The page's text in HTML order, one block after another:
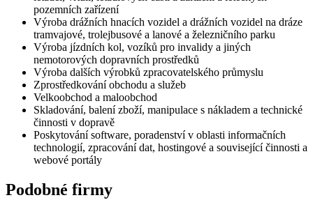
pozemních zařízení
Výroba drážních hnacích vozidel a drážních vozidel na dráze
tramvajové, trolejbusové a lanové a železničního parku
Výroba jízdních kol, vozíků pro invalidy a jiných
nemotorových dopravních prostředků
Výroba dalších výrobků zpracovatelského průmyslu
Zprostředkování obchodu a služeb
Velkoobchod a maloobchod
Skladování, balení zboží, manipulace s nákladem a technické
činnosti v dopravě
Poskytování software, poradenství v oblasti informačních
technologií, zpracování dat, hostingové a související činnosti a
webové portály
Podobné firmy